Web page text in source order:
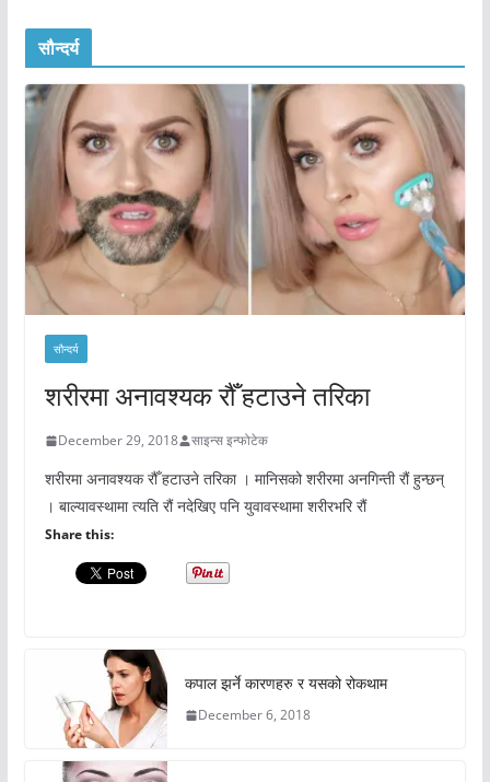
सौन्दर्य
सौन्दर्य
शरीरमा अनावश्यक रौँ हटाउने तरिका
December 29, 2018 साइन्स इन्फोटेक
शरीरमा अनावश्यक रौँ हटाउने तरिका । मानिसको शरीरमा अनगिन्ती रौं हुन्छन्
। बाल्यावस्थामा त्यति रौं नदेखिए पनि युवावस्थामा शरीरभरि रौं
Share this:
कपाल झर्ने कारणहरु र यसको रोकथाम
December 6, 2018